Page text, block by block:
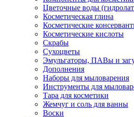
Цветочные воды
Косметическая глина
Косметические
Косметические кислоты
Скрабы
Сухоцветы
Эмульгаторы, ПАВы и
Дополнения
Наборы для мыловарения
Инструменты для
Тара для косметики
Жемчуг и соль для ванны
Воски